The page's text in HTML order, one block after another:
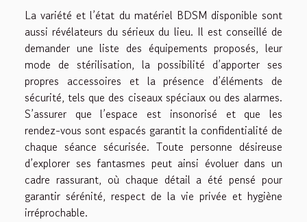
La variété et l’état du matériel BDSM disponible sont
aussi révélateurs du sérieux du lieu. Il est conseillé de
demander une liste des équipements proposés, leur
mode de stérilisation, la possibilité d’apporter ses
propres accessoires et la présence d’éléments de
sécurité, tels que des ciseaux spéciaux ou des alarmes.
S’assurer que l’espace est insonorisé et que les
rendez-vous sont espacés garantit la confidentialité de
chaque séance sécurisée. Toute personne désireuse
d’explorer ses fantasmes peut ainsi évoluer dans un
cadre rassurant, où chaque détail a été pensé pour
garantir sérénité, respect de la vie privée et hygiène
irréprochable.